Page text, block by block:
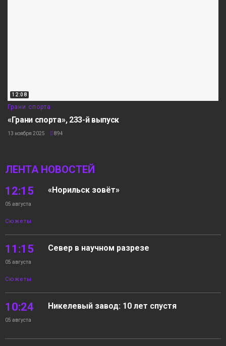
12:08
Грани спорта
«Грани спорта», 233-й выпуск
13 ноября 2025 894
ЛЕНТА НОВОСТЕЙ
12:15
05 августа
Сюжеты
«Норильск зовёт»
11:15
05 августа
Сюжеты
Север в научном разрезе
10:24
05 августа
Никелевый завод: 10 лет спустя